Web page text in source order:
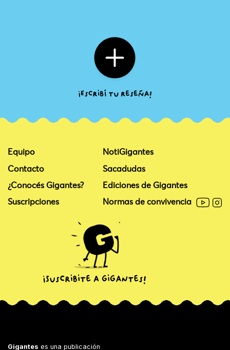
Equipo
Contacto
¿Conocés Gigantes?
Suscripciones
NotiGigantes
Sacadudas
Ediciones de Gigantes
Normas de convivencia
Gigantes es una publicación